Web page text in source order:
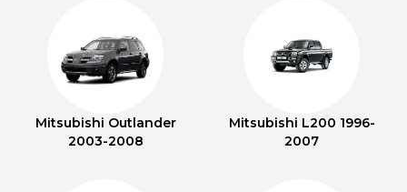
Mitsubishi Outlander
2003-2008
Mitsubishi L200 1996-
2007